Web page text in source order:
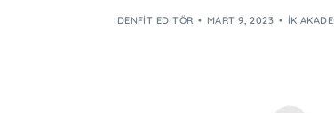
IDENFIT EDITÖR MART 9, 2023 İK